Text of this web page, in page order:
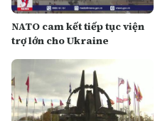
NATO cam kết tiếp tục viện
trợ lớn cho Ukraine